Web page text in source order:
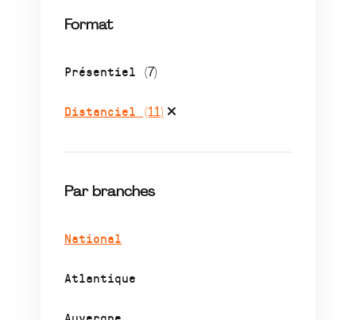
Format
Présentiel (7)
Distanciel (11)
Par branches
National
Atlantique